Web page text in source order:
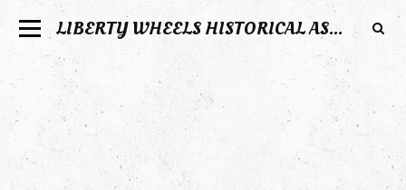
LIBERTY WHEELS HISTORICAL ASSOCIATION